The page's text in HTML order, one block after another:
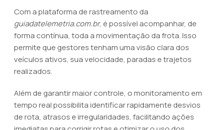
Com a plataforma de rastreamento da
guiadatelemetria.com.br, é possível acompanhar, de
forma contínua, toda a movimentação da frota. Isso
permite que gestores tenham uma visão clara dos
veículos ativos, sua velocidade, paradas e trajetos
realizados.
Além de garantir maior controle, o monitoramento em
tempo real possibilita identificar rapidamente desvios
de rota, atrasos e irregularidades, facilitando ações